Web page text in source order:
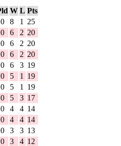
W L Pts
8 1
25
6 2 20
6 2 20
6 2 20
6 3 19
5 1
19
5 1
19
5 3 17
4 4 14
4 4 14
3 3 13
3 4 12